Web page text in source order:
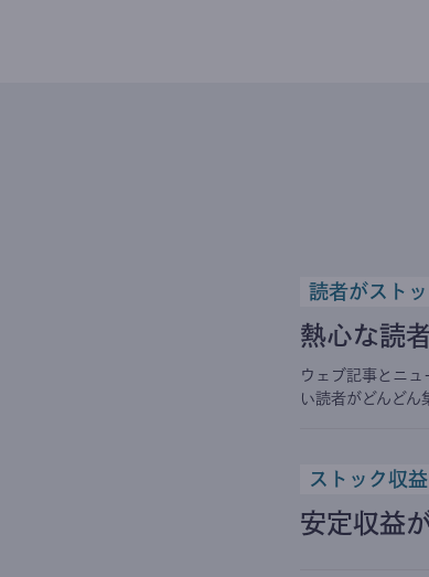
読者がストッ
熱心な読
ウェブ記事とニ
い読者がどんどん
ストック収益
安定収益